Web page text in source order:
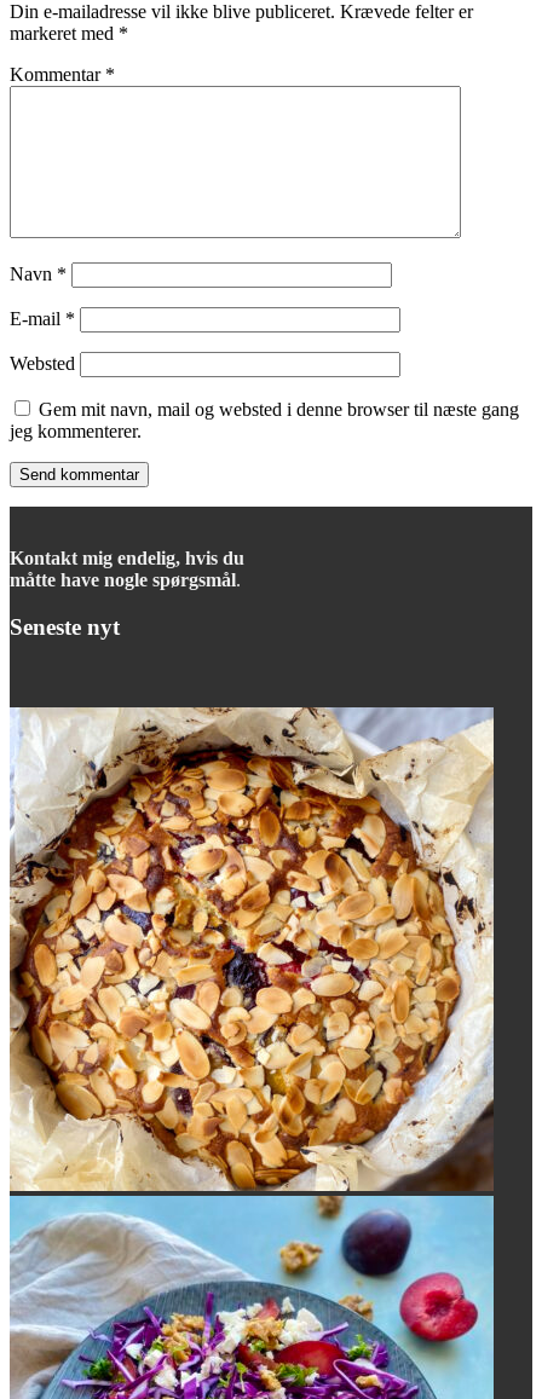
Din e-mailadresse vil ikke blive publiceret. Krævede felter er
markeret med *
Kommentar *
Navn *
E-mail *
Websted
Gem mit navn, mail og websted i denne browser til næste gang
jeg kommenterer.
Kontakt mig endelig, hvis du
måtte have nogle spørgsmål.
Seneste nyt